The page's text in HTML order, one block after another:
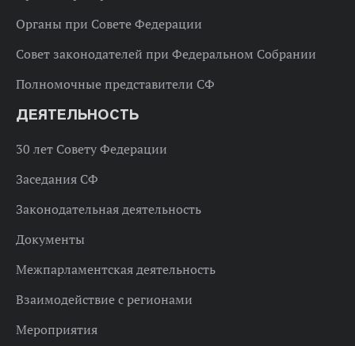
Органы при Совете Федерации
Совет законодателей при Федеральном Собрании
Полномочные представители СФ
ДЕЯТЕЛЬНОСТЬ
30 лет Совету Федерации
Заседания СФ
Законодательная деятельность
Документы
Межпарламентская деятельность
Взаимодействие с регионами
Мероприятия